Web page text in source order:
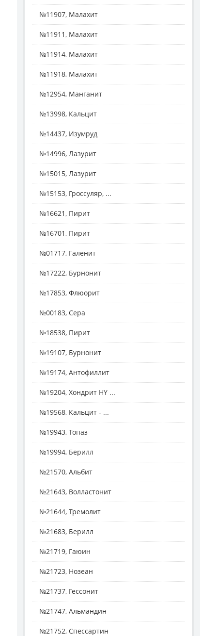
№11907, Малахит
№11911, Малахит
№11914, Малахит
№11918, Малахит
№12954, Манганит
№13998, Кальцит
№14437, Изумруд
№14996, Лазурит
№15015, Лазурит
№15153, Гроссуляр, ...
№16621, Пирит
№16701, Пирит
№01717, Галенит
№17222, Бурнонит
№17853, Флюорит
№00183, Сера
№18538, Пирит
№19107, Бурнонит
№19174, Антофиллит
№19204, Хондрит HY ...
№19568, Кальцит - ...
№19943, Топаз
№19994, Берилл
№21570, Альбит
№21643, Волластонит
№21644, Тремолит
№21683, Берилл
№21719, Гаюин
№21723, Нозеан
№21737, Гессонит
№21747, Альмандин
№21752, Спессартин